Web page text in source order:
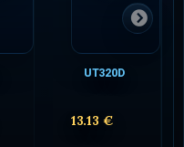
UT320D
13.13 €